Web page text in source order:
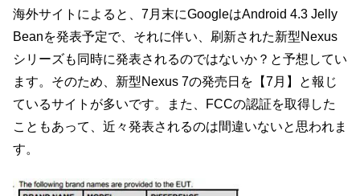
海外サイトによると、7月末にGoogleはAndroid 4.3 Jelly
Beanを発表予定で、それに伴い、刷新された新型Nexus
シリーズも同時に発表されるのではないか？と予想してい
ます。そのため、新型Nexus 7の発売日を【7月】と報じ
ているサイトが多いです。また、FCCの認証を取得した
こともあって、近々発表されるのは間違いないと思われま
す。